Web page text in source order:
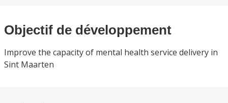
Objectif de développement
Improve the capacity of mental health service delivery in
Sint Maarten